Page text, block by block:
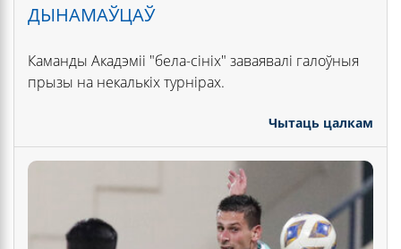
ДЫНАМАЎЦАЎ
Каманды Акадэміі "бела-сініх" заваявалі галоўныя
прызы на некалькіх турнірах.
Чытаць цалкам